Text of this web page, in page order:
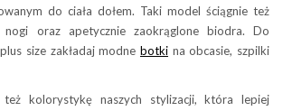
do ciała dołem. Taki model ściągnie też
nogi oraz apetycznie zaokrąglone biodra. Do
size zakładaj modne botki na obcasie, szpilki
też kolorystykę naszych stylizacji, która lepiej